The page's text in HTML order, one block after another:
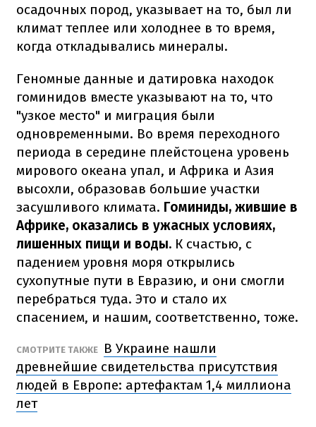
осадочных пород, указывает на то, был ли
климат теплее или холоднее в то время,
когда откладывались минералы.
Геномные данные и датировка находок
гоминидов вместе указывают на то, что
"узкое место" и миграция были
одновременными. Во время переходного
периода в середине плейстоцена уровень
мирового океана упал, и Африка и Азия
высохли, образовав большие участки
засушливого климата. Гоминиды, жившие в
Африке, оказались в ужасных условиях,
лишенных пищи и воды. К счастью, с
падением уровня моря открылись
сухопутные пути в Евразию, и они смогли
перебраться туда. Это и стало их
спасением, и нашим, соответственно, тоже.
СМОТРИТЕ ТАКЖЕ
В Украине нашли
древнейшие свидетельства присутствия
людей в Европе: артефактам 1,4 миллиона
лет